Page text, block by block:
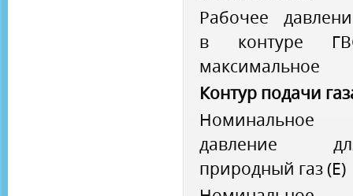
Рабочее
в контуре
максимальное
Контур подачи
Номинальное
давление
природный газ (Е)